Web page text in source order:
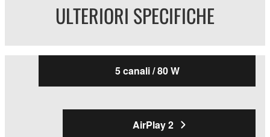
ULTERIORI SPECIFICHE
5 canali / 80 W
AirPlay 2